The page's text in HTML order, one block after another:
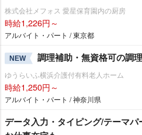
株式会社メフォス 愛星保育園内の厨房
時給1,226円～
アルバイト・パート / 東京都
NEW 調理補助・無資格可の調
ゆうらいふ横浜介護付有料老人ホーム
時給1,250円～
アルバイト・パート / 神奈川県
データ入力・タイピング/テーマ